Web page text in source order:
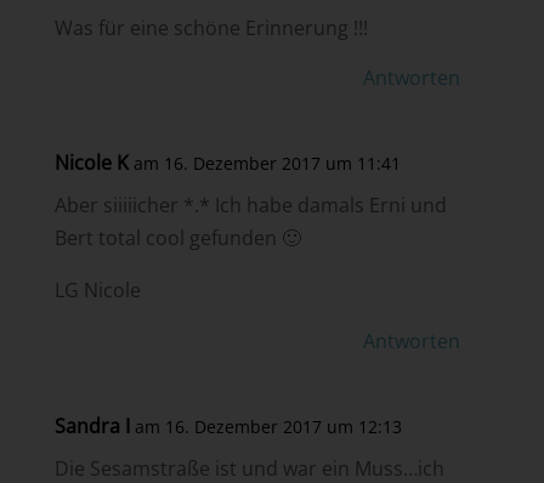
Was für eine schöne Erinnerung !!!
Antworten
Nicole K am 16. Dezember 2017 um 11:41
Aber siiiiicher *.* Ich habe damals Erni und
Bert total cool gefunden 🙂
LG Nicole
Antworten
Sandra I am 16. Dezember 2017 um 12:13
Die Sesamstraße ist und war ein Muss…ich